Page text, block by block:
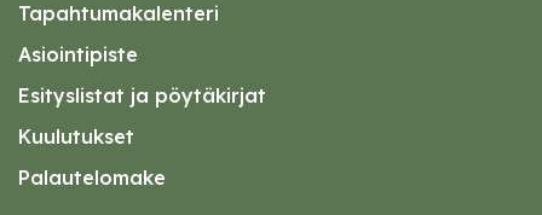
Tapahtumakalenteri
Asiointipiste
Esityslistat ja pöytäkirjat
Kuulutukset
Palautelomake